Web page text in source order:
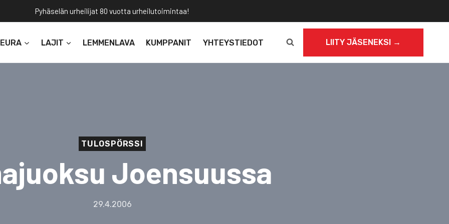
Pyhäselän urheilijat 80 vuotta urheilutoimintaa!
LAJIT LEMMENLAVA KUMPPANIT YHTEYSTIEDOT LIITY JÄSENEKSI →
TULOSPÖRSSI
Joensuussa
29.4.2006